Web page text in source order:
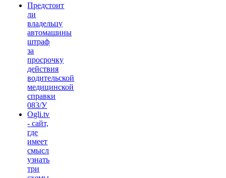
Предстоит
ли
владельцу
автомашины
штраф
за
просрочку
действия
водительской
медицинской
справки
083/У
Ogli.tv
- сайт,
где
имеет
смысл
узнать
три